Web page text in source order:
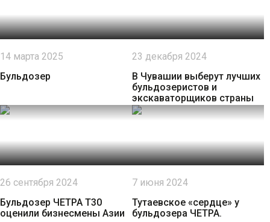
14 марта 2025
Бульдозер
23 декабря 2024
В Чувашии выберут лучших
бульдозеристов и
экскаваторщиков страны
26 сентября 2024
Бульдозер ЧЕТРА Т30
оценили бизнесмены Азии
7 июня 2024
Тутаевское «сердце» у
бульдозера ЧЕТРА.